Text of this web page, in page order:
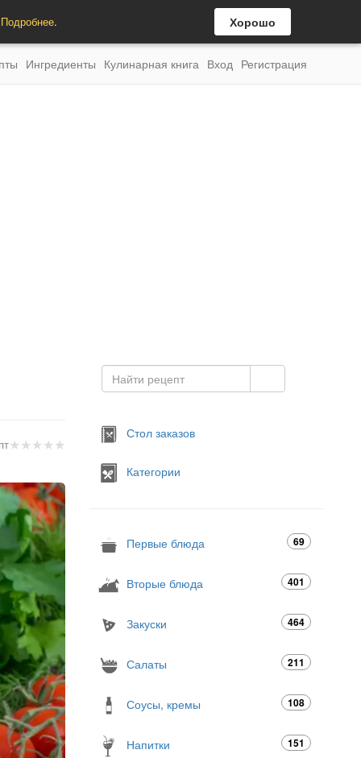
Подробнее. Хорошо
Ингредиенты Кулинарная книга Вход Регистрация
★★★★★
Стол заказов
Категории
Первые блюда 69
Вторые блюда 401
Закуски 464
Салаты 211
Соусы, кремы 108
Напитки 151